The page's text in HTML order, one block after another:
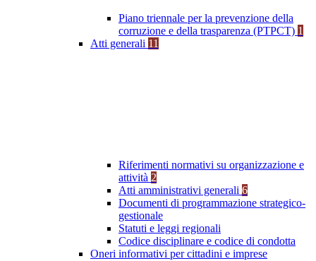
Piano triennale per la prevenzione della
corruzione e della trasparenza (PTPCT) 1
Atti generali 11
Riferimenti normativi su organizzazione e
attività 2
Atti amministrativi generali 6
Documenti di programmazione strategico-
gestionale
Statuti e leggi regionali
Codice disciplinare e codice di condotta
Oneri informativi per cittadini e imprese